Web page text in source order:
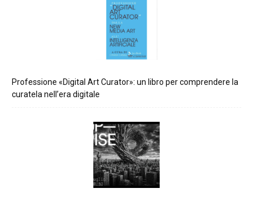
Professione «Digital Art Curator»: un libro per comprendere la
curatela nell’era digitale